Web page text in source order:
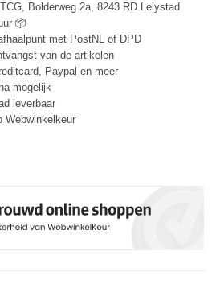
Bolderweg 2a, 8243 RD Lelystad
📦
met PostNL of DPD
van de artikelen
Paypal en meer
mogelijk
leverbaar
Webwinkelkeur